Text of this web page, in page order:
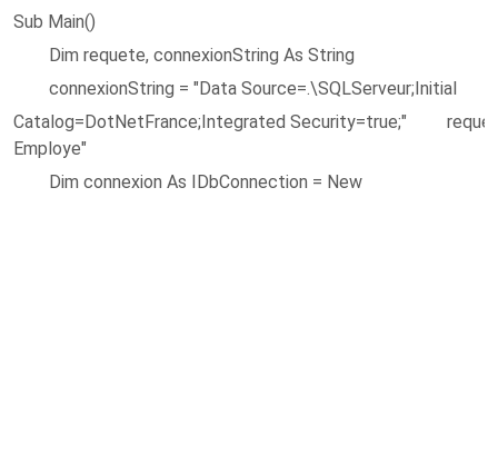
Sub Main()
Dim requete, connexionString As String
connexionString = "Data Source=.\SQLServeur;Initial
Catalog=DotNetFrance;Integrated Security=true;" requete
Employe"
Dim connexion As IDbConnection = New